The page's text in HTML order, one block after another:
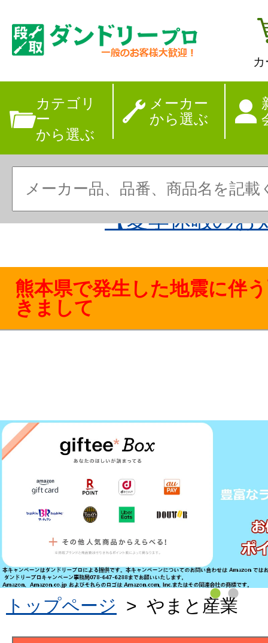
カテゴリ
ー
から選ぶ
メーカー
から選ぶ
【夏季休暇のお
熊本県で発生した地震に伴
きまして
トップページ > やまと産業